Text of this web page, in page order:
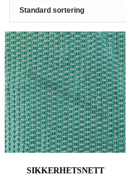
SIKKERHETSNETT